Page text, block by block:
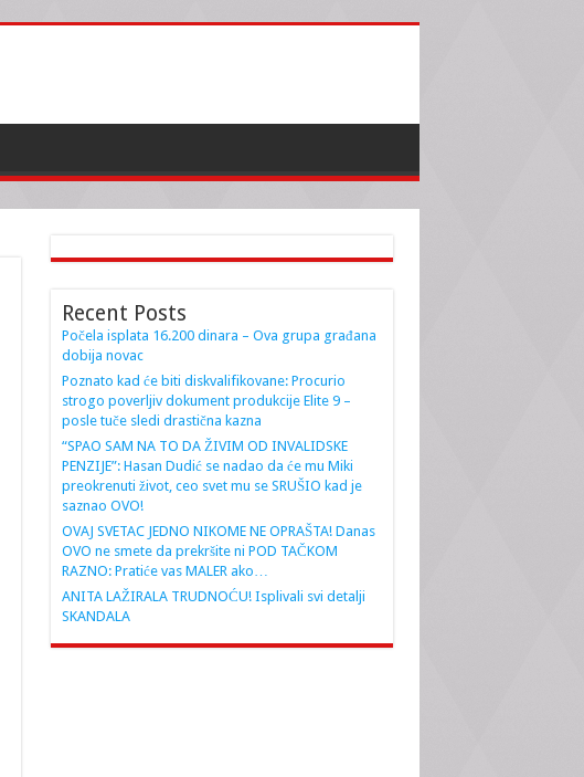
Recent Posts
Počela isplata 16.200 dinara – Ova grupa građana
dobija novac
Poznato kad će biti diskvalifikovane: Procurio
strogo poverljiv dokument produkcije Elite 9 –
posle tuče sledi drastična kazna
“SPAO SAM NA TO DA ŽIVIM OD INVALIDSKE
PENZIJE”: Hasan Dudić se nadao da će mu Miki
preokrenuti život, ceo svet mu se SRUŠIO kad je
saznao OVO!
OVAJ SVETAC JEDNO NIKOME NE OPRAŠTA! Danas
OVO ne smete da prekršite ni POD TAČKOM
RAZNO: Pratiće vas MALER ako…
ANITA LAŽIRALA TRUDNOĆU! Isplivali svi detalji
SKANDALA